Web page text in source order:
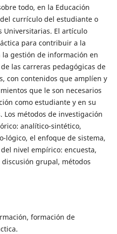
todo, en la Educación
currículo del estudiante o
Universitarias. El artículo
para contribuir a la
gestión de información en
las carreras pedagógicas de
con contenidos que amplíen y
que le son necesarios
como estudiante y en su
métodos de investigación
analítico-sintético,
lógico, el enfoque de sistema,
nivel empírico: encuesta,
grupal, métodos
formación de